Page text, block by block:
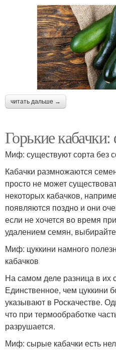
читать дальше →
Горькие
Миф: существуют сорта без
Кабачки размножаются
просто не может
некоторых кабачков,
появляются поздно и они
если не хочется во время
удалением семян,
Миф: цуккини намного
кабачков
На самом деле разница в их
Единственное, чем цуккини
указывают в Роскачестве.
что при термообработке
разрушается.
Миф: сырые кабачки есть